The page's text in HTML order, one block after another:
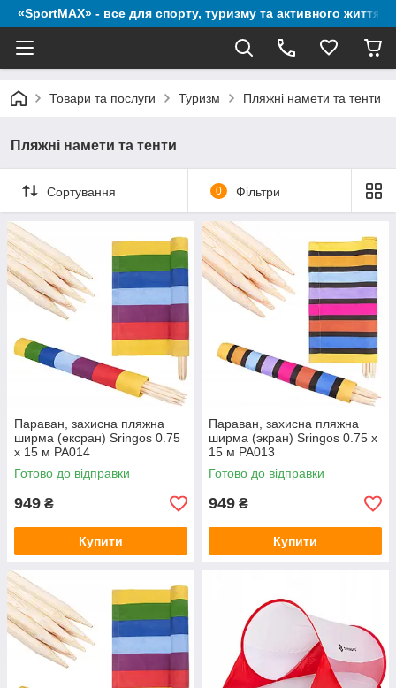
«SportMAX» - все для спорту, туризму та активного життя
Товари та послуги Туризм Пляжні намети та тенти
Пляжні намети та тенти
Сортування 0 Фільтри
Параван, захисна пляжна
ширма (ексран) Sringos 0.75
x 15 м PA014
Готово до відправки
949 ₴
Купити
Параван, захисна пляжна
ширма (экран) Sringos 0.75 x
15 м PA013
Готово до відправки
949 ₴
Купити